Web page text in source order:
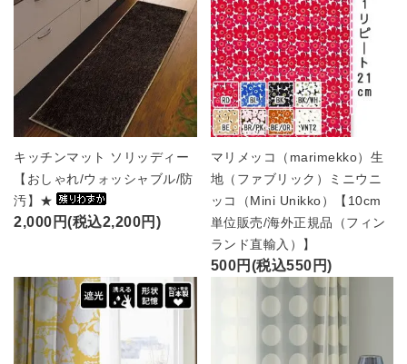
キッチンマット ソリッディー
【おしゃれ/ウォッシャブル/防
汚】★
2,000円(税込2,200円)
マリメッコ（marimekko）生
地（ファブリック）ミニウニ
ッコ（Mini Unikko）【10cm
単位販売/海外正規品（フィン
ランド直輸入）】
500円(税込550円)